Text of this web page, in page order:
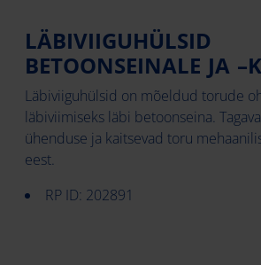
LÄBIVIIGUHÜLSID
BETOONSEINALE JA
Läbiviiguhülsid on mõeldud torude
läbiviimiseks läbi betoonseina.
ühenduse ja kaitsevad toru
eest.
RP ID: 202891